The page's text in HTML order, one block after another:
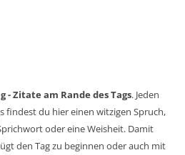
- Zitate am Rande des Tags. Jeden
findest du hier einen witzigen Spruch,
oder eine Weisheit. Damit
den Tag zu beginnen oder auch mit